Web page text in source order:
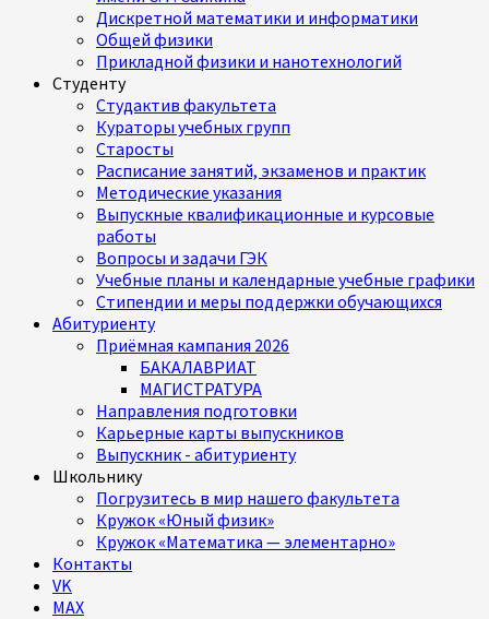
Дискретной математики и информатики
Общей физики
Прикладной физики и нанотехнологий
Студенту
Студактив факультета
Кураторы учебных групп
Старосты
Расписание занятий, экзаменов и практик
Методические указания
Выпускные квалификационные и курсовые
работы
Вопросы и задачи ГЭК
Учебные планы и календарные учебные графики
Стипендии и меры поддержки обучающихся
Абитуриенту
Приёмная кампания 2026
БАКАЛАВРИАТ
МАГИСТРАТУРА
Направления подготовки
Карьерные карты выпускников
Выпускник - абитуриенту
Школьнику
Погрузитесь в мир нашего факультета
Кружок «Юный физик»
Кружок «Математика — элементарно»
Контакты
VK
MAX